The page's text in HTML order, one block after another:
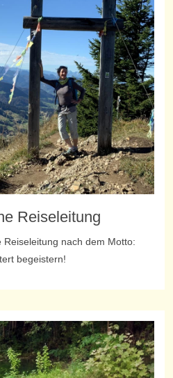
Reiseleitung
Reiseleitung nach dem Motto:
begeistern!